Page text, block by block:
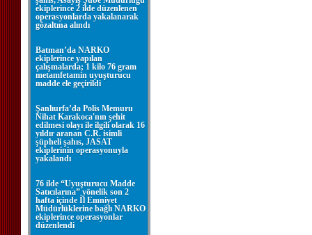
ekiplerince 2 ilde düzenlenen
operasyonlarda yakalanarak
gözaltına alındı
Batman’da NARKO
ekiplerince yapılan
çalışmalarda; 1 kilo 76 gram
metamfetamin uyuşturucu
madde ele geçirildi
Şanlıurfa’da Polis Memuru
Nihat Karakoca'nın şehit
edilmesi olayı ile ilgili olarak 16
yıldır aranan C.R. isimli
şüpheli şahıs, JASAT
ekiplerinin operasyonuyla
yakalandı
76 ilde “Uyuşturucu Madde
Satıcılarına” yönelik son 2
hafta içinde İl Emniyet
Müdürlüklerine bağlı NARKO
ekiplerince operasyonlar
düzenlendi